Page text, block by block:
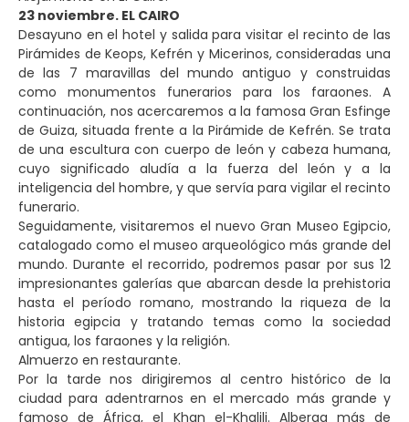
23 noviembre. EL CAIRO
Desayuno en el hotel y salida para visitar el recinto de las
Pirámides de Keops, Kefrén y Micerinos, consideradas una
de las 7 maravillas del mundo antiguo y construidas
como monumentos funerarios para los faraones. A
continuación, nos acercaremos a la famosa Gran Esfinge
de Guiza, situada frente a la Pirámide de Kefrén. Se trata
de una escultura con cuerpo de león y cabeza humana,
cuyo significado aludía a la fuerza del león y a la
inteligencia del hombre, y que servía para vigilar el recinto
funerario.
Seguidamente, visitaremos el nuevo Gran Museo Egipcio,
catalogado como el museo arqueológico más grande del
mundo. Durante el recorrido, podremos pasar por sus 12
impresionantes galerías que abarcan desde la prehistoria
hasta el período romano, mostrando la riqueza de la
historia egipcia y tratando temas como la sociedad
antigua, los faraones y la religión.
Almuerzo en restaurante.
Por la tarde nos dirigiremos al centro histórico de la
ciudad para adentrarnos en el mercado más grande y
famoso de África, el Khan el-Khalili. Alberga más de